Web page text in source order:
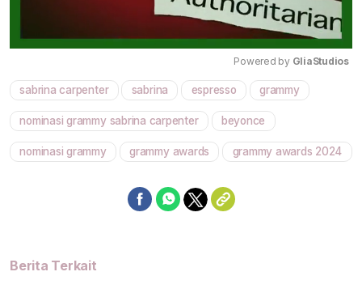
Mute
Powered by GliaStudios
sabrina carpenter sabrina espresso grammy
nominasi grammy sabrina carpenter beyonce
nominasi grammy grammy awards grammy awards 2024
Berita Terkait